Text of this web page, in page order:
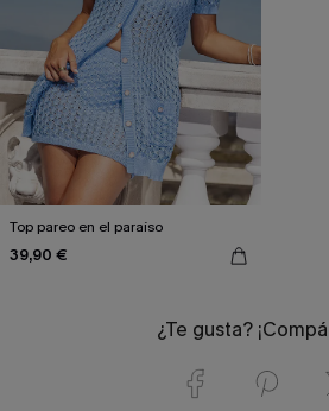
Top pareo en el paraíso
39,90 €
¿Te gusta?